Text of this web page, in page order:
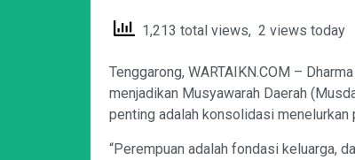
1,213 total views, 2 views today
Tenggarong, WARTAIKN.COM –
menjadikan Musyawarah Daerah
penting adalah konsolidasi menelurkan
“Perempuan adalah fondasi keluarga,